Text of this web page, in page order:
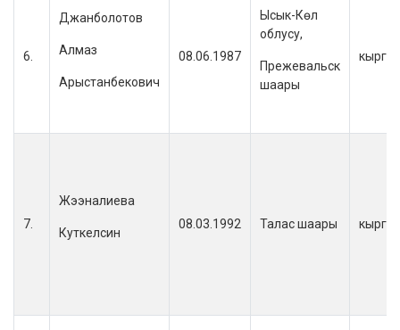
6.
Джанболотов
Алмаз
Арыстанбекович
08.06.1987
Ысык-Көл
облусу,
Прежевальск
шаары
7.
Жээналиева
Куткелсин
08.03.1992 Талас шаары